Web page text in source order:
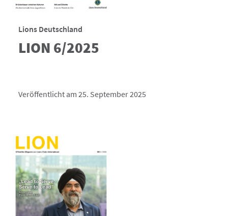
Lions Deutschland
LION 6/2025
Veröffentlicht am 25. September 2025